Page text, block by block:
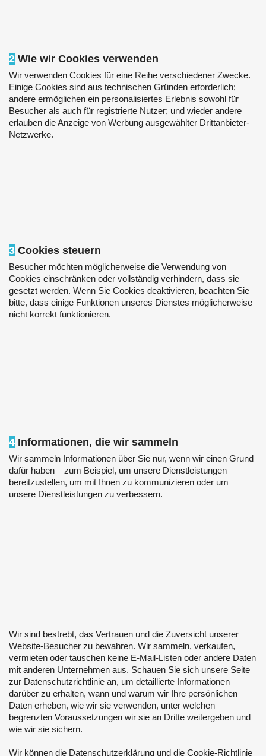
2 Wie wir Cookies verwenden
Wir verwenden Cookies für eine Reihe verschiedener Zwecke.
Einige Cookies sind aus technischen Gründen erforderlich;
andere ermöglichen ein personalisiertes Erlebnis sowohl für
Besucher als auch für registrierte Nutzer; und wieder andere
erlauben die Anzeige von Werbung ausgewählter Drittanbieter-
Netzwerke.
3 Cookies steuern
Besucher möchten möglicherweise die Verwendung von
Cookies einschränken oder vollständig verhindern, dass sie
gesetzt werden. Wenn Sie Cookies deaktivieren, beachten Sie
bitte, dass einige Funktionen unseres Dienstes möglicherweise
nicht korrekt funktionieren.
4 Informationen, die wir sammeln
Wir sammeln Informationen über Sie nur, wenn wir einen Grund
dafür haben – zum Beispiel, um unsere Dienstleistungen
bereitzustellen, um mit Ihnen zu kommunizieren oder um
unsere Dienstleistungen zu verbessern.
Wir sind bestrebt, das Vertrauen und die Zuversicht unserer
Website-Besucher zu bewahren. Wir sammeln, verkaufen,
vermieten oder tauschen keine E-Mail-Listen oder andere Daten
mit anderen Unternehmen aus. Schauen Sie sich unsere Seite
zur Datenschutzrichtlinie an, um detaillierte Informationen
darüber zu erhalten, wann und warum wir Ihre persönlichen
Daten erheben, wie wir sie verwenden, unter welchen
begrenzten Voraussetzungen wir sie an Dritte weitergeben und
wie wir sie sichern.
Wir können die Datenschutzerklärung und die Cookie-Richtlinie